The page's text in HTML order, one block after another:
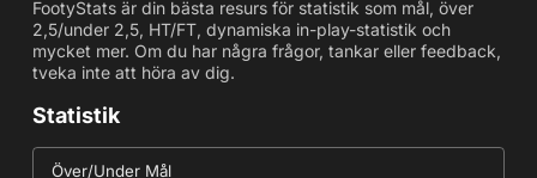
FootyStats är din bästa resurs för statistik som mål, över
2,5/under 2,5, HT/FT, dynamiska in-play-statistik och
mycket mer. Om du har några frågor, tankar eller feedback,
tveka inte att höra av dig.
Statistik
Över/Under Mål